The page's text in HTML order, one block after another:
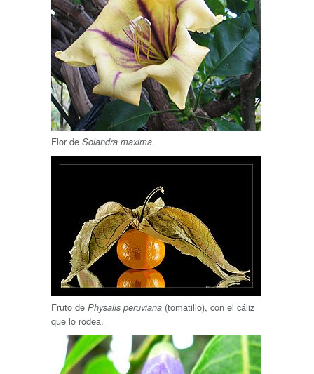
Flor de Solandra maxima.
Fruto de Physalis peruviana (tomatillo), con el cáliz
que lo rodea.